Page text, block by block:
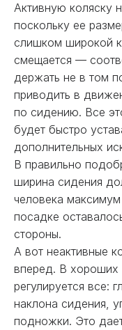
Активную коляску
поскольку ее
слишком широкой
смещается —
держать не в том
приводить в
по сидению. Все
будет быстро
дополнительных
В правильно
ширина сидения
человека
посадке
стороны.
А вот неактивные
вперед. В хороших
регулируется все:
наклона сидения,
подножки. Это